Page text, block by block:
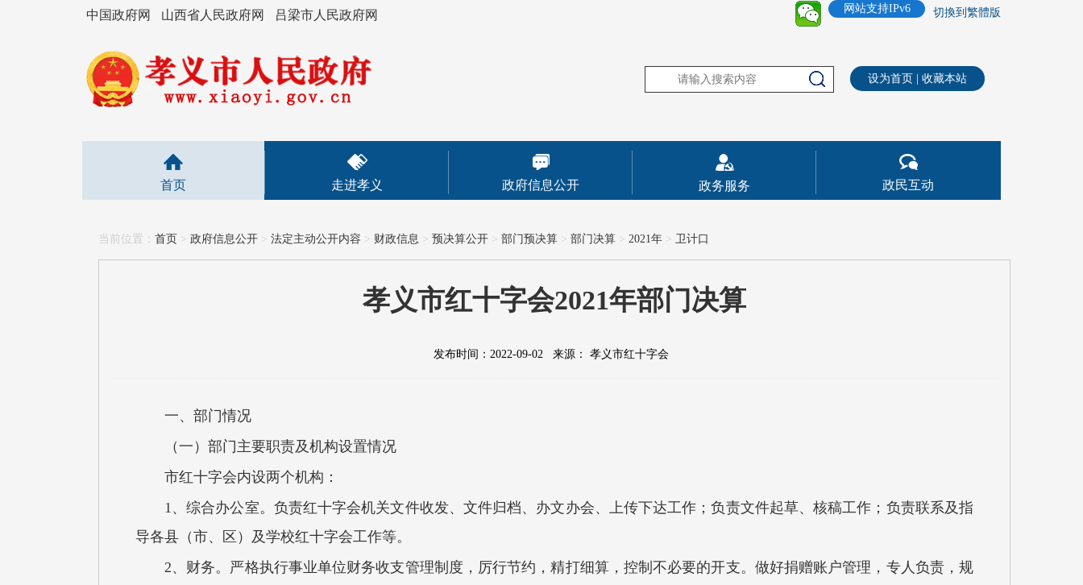
中国政府网 山西省人民政府网 吕梁市人民政府网 切換到繁體版
网站支持IPv6
设为首页 收藏本站
首页 走进孝义 政府信息公开 政务服务 政民互动
当前位置： 首页 > 政府信息公开 > 法定主动公开内容 > 财政信息 > 预决算公开 > 部门预决算 > 部门决算 > 2021年 > 卫计口
孝义市红十字会2021年部门决算
发布时间：2022-09-02 来源： 孝义市红十字会
一、部门情况
（一）部门主要职责及机构设置情况
市红十字会内设两个机构：
1、综合办公室。负责红十字会机关文件收发、文件归档、办文办会、上传下达工作；负责文件起草、核稿工作；负责联系及指
导各县（市、区）及学校红十字会工作等。
2、财务。严格执行事业单位财务收支管理制度，厉行节约，精打细算，控制不必要的开支。做好捐赠账户管理，专人负责，规